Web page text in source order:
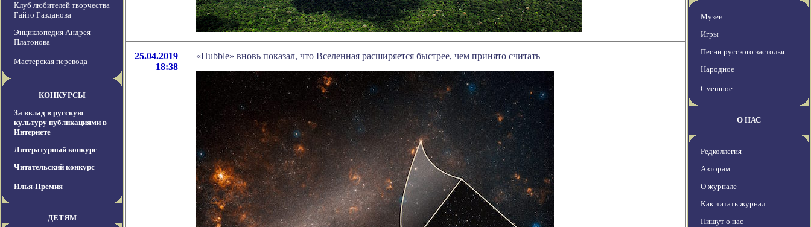
Клуб любителей творчества
Гайто Газданова
Энциклопедия Андрея
Платонова
Мастерская перевода
КОНКУРСЫ
За вклад в русскую
культуру публикациями в
Интернете
Литературный конкурс
Читательский конкурс
Илья-Премия
ДЕТЯМ
25.04.2019
18:38
«Hubble» вновь показал, что Вселенная расширяется быстрее, чем принято считать
Музеи
Игры
Песни русского застолья
Народное
Смешное
О НАС
Редколлегия
Авторам
О журнале
Как читать журнал
Пишут о нас